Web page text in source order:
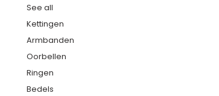
See all
Kettingen
Armbanden
Oorbellen
Ringen
Bedels